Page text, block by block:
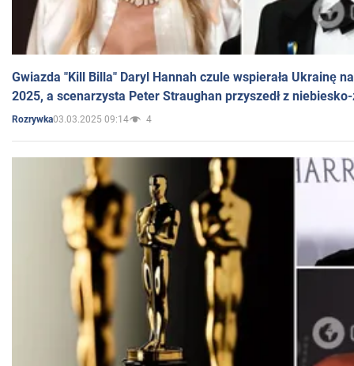
Gwiazda "Kill Billa" Daryl Hannah czule wspierała Ukrainę
2025, a scenarzysta Peter Straughan przyszedł z
Rozrywka03.03.2025 09:14 4